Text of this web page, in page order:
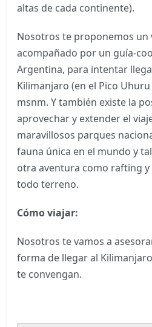
altas de cada continente).
Nosotros te proponemos un
acompañado por un guía-
Argentina, para intentar
Kilimanjaro (en el Pico
msnm. Y también existe la
aprovechar y extender el
maravillosos parques
fauna única en el mundo y
otra aventura como rafting y
todo terreno.
Cómo viajar:
Nosotros te vamos a
forma de llegar al
te convengan.